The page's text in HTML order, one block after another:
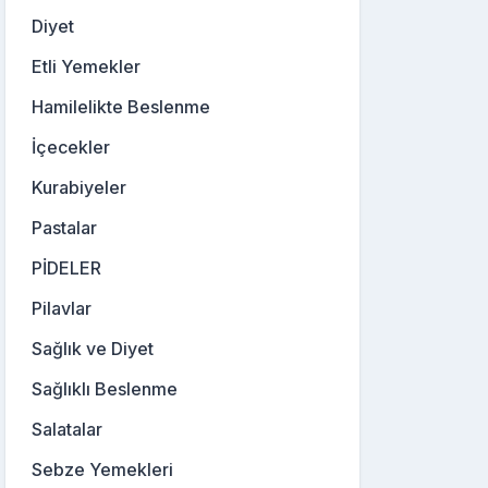
Diyet
Etli Yemekler
Hamilelikte Beslenme
İçecekler
Kurabiyeler
Pastalar
PİDELER
Pilavlar
Sağlık ve Diyet
Sağlıklı Beslenme
Salatalar
Sebze Yemekleri